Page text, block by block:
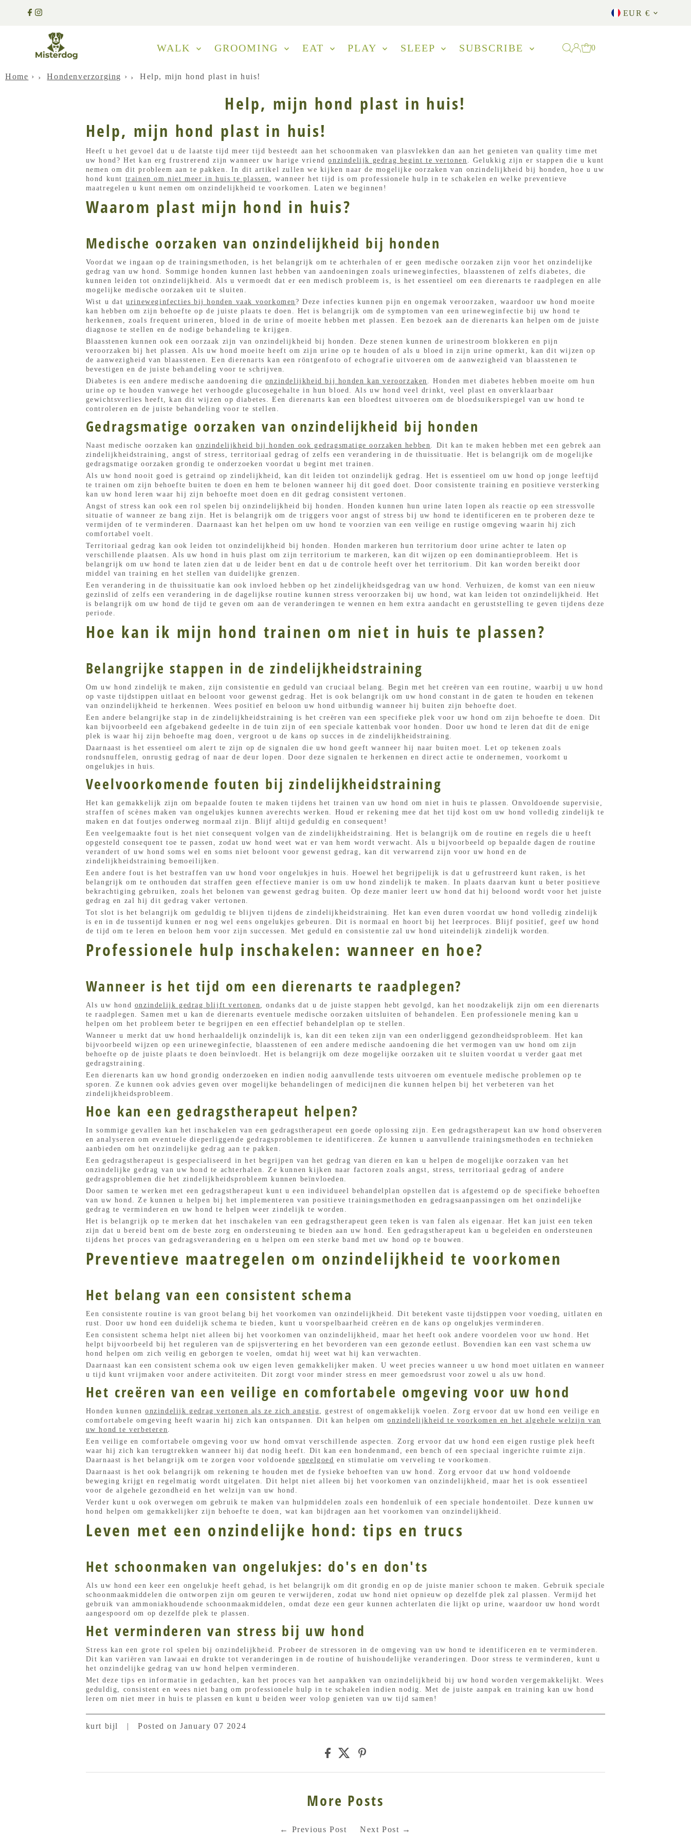
Currency
EUR €
WALK GROOMING EAT PLAY SLEEP SUBSCRIBE 0
Home › Hondenverzorging › Help, mijn hond plast in huis!
Help, mijn hond plast in huis!
Help, mijn hond plast in huis!
Heeft u het gevoel dat u de laatste tijd meer tijd besteedt aan het schoonmaken van plasvlekken dan aan het genieten van quality time met
uw hond? Het kan erg frustrerend zijn wanneer uw harige vriendonzindelijk gedrag begint te vertonen
. Gelukkig zijn er stappen die u kunt
nemen om dit probleem aan te pakken. In dit artikel zullen we kijken naar de mogelijke oorzaken van onzindelijkheid bij honden, hoe u uw
hond kunt trainen om niet meer in huis te plassen
, wanneer het tijd is om professionele hulp in te schakelen en welke preventieve
maatregelen u kunt nemen om onzindelijkheid te voorkomen. Laten we beginnen!
Waarom plast mijn hond in huis?
Medische oorzaken van onzindelijkheid bij honden
Voordat we ingaan op de trainingsmethoden, is het belangrijk om te achterhalen of er geen medische oorzaken zijn voor het onzindelijke
gedrag van uw hond. Sommige honden kunnen last hebben van aandoeningen zoals urineweginfecties, blaasstenen of zelfs diabetes, die
kunnen leiden tot onzindelijkheid. Als u vermoedt dat er een medisch probleem is, is het essentieel om een dierenarts te raadplegen en alle
mogelijke medische oorzaken uit te sluiten.
Wist u daturineweginfecties bij honden vaak voorkomen? Deze infecties kunnen pijn en ongemak veroorzaken, waardoor uw hond moeite
kan hebben om zijn behoefte op de juiste plaats te doen. Het is belangrijk om de symptomen van een urineweginfectie bij uw hond te
herkennen, zoals frequent urineren, bloed in de urine of moeite hebben met plassen. Een bezoek aan de dierenarts kan helpen om de juiste
diagnose te stellen en de nodige behandeling te krijgen.
Blaasstenen kunnen ook een oorzaak zijn van onzindelijkheid bij honden. Deze stenen kunnen de urinestroom blokkeren en pijn
veroorzaken bij het plassen. Als uw hond moeite heeft om zijn urine op te houden of als u bloed in zijn urine opmerkt, kan dit wijzen op
de aanwezigheid van blaasstenen. Een dierenarts kan een röntgenfoto of echografie uitvoeren om de aanwezigheid van blaasstenen te
bevestigen en de juiste behandeling voor te schrijven.
Diabetes is een andere medische aandoening die onzindelijkheid bij honden kan veroorzaken
. Honden met diabetes hebben moeite om hun
urine op te houden vanwege het verhoogde glucosegehalte in hun bloed. Als uw hond veel drinkt, veel plast en onverklaarbaar
gewichtsverlies heeft, kan dit wijzen op diabetes. Een dierenarts kan een bloedtest uitvoeren om de bloedsuikerspiegel van uw hond te
controleren en de juiste behandeling voor te stellen.
Gedragsmatige oorzaken van onzindelijkheid bij honden
Naast medische oorzaken kanonzindelijkheid bij honden ook gedragsmatige oorzaken hebben
. Dit kan te maken hebben met een gebrek aan
zindelijkheidstraining, angst of stress, territoriaal gedrag of zelfs een verandering in de thuissituatie. Het is belangrijk om de mogelijke
gedragsmatige oorzaken grondig te onderzoeken voordat u begint met trainen.
Als uw hond nooit goed is getraind op zindelijkheid, kan dit leiden tot onzindelijk gedrag. Het is essentieel om uw hond op jonge leeftijd
te trainen om zijn behoefte buiten te doen en hem te belonen wanneer hij dit goed doet. Door consistente training en positieve versterking
kan uw hond leren waar hij zijn behoefte moet doen en dit gedrag consistent vertonen.
Angst of stress kan ook een rol spelen bij onzindelijkheid bij honden. Honden kunnen hun urine laten lopen als reactie op een stressvolle
situatie of wanneer ze bang zijn. Het is belangrijk om de triggers voor angst of stress bij uw hond te identificeren en te proberen deze te
vermijden of te verminderen. Daarnaast kan het helpen om uw hond te voorzien van een veilige en rustige omgeving waarin hij zich
comfortabel voelt.
Territoriaal gedrag kan ook leiden tot onzindelijkheid bij honden. Honden markeren hun territorium door urine achter te laten op
verschillende plaatsen. Als uw hond in huis plast om zijn territorium te markeren, kan dit wijzen op een dominantieprobleem. Het is
belangrijk om uw hond te laten zien dat u de leider bent en dat u de controle heeft over het territorium. Dit kan worden bereikt door
middel van training en het stellen van duidelijke grenzen.
Een verandering in de thuissituatie kan ook invloed hebben op het zindelijkheidsgedrag van uw hond. Verhuizen, de komst van een nieuw
gezinslid of zelfs een verandering in de dagelijkse routine kunnen stress veroorzaken bij uw hond, wat kan leiden tot onzindelijkheid. Het
is belangrijk om uw hond de tijd te geven om aan de veranderingen te wennen en hem extra aandacht en geruststelling te geven tijdens deze
periode.
Hoe kan ik mijn hond trainen om niet in huis te plassen?
Belangrijke stappen in de zindelijkheidstraining
Om uw hond zindelijk te maken, zijn consistentie en geduld van cruciaal belang. Begin met het creëren van een routine, waarbij u uw hond
op vaste tijdstippen uitlaat en beloont voor gewenst gedrag. Het is ook belangrijk om uw hond constant in de gaten te houden en tekenen
van onzindelijkheid te herkennen. Wees positief en beloon uw hond uitbundig wanneer hij buiten zijn behoefte doet.
Een andere belangrijke stap in de zindelijkheidstraining is het creëren van een specifieke plek voor uw hond om zijn behoefte te doen. Dit
kan bijvoorbeeld een afgebakend gedeelte in de tuin zijn of een speciale kattenbak voor honden. Door uw hond te leren dat dit de enige
plek is waar hij zijn behoefte mag doen, vergroot u de kans op succes in de zindelijkheidstraining.
Daarnaast is het essentieel om alert te zijn op de signalen die uw hond geeft wanneer hij naar buiten moet. Let op tekenen zoals
rondsnuffelen, onrustig gedrag of naar de deur lopen. Door deze signalen te herkennen en direct actie te ondernemen, voorkomt u
ongelukjes in huis.
Veelvoorkomende fouten bij zindelijkheidstraining
Het kan gemakkelijk zijn om bepaalde fouten te maken tijdens het trainen van uw hond om niet in huis te plassen. Onvoldoende supervisie,
straffen of scènes maken van ongelukjes kunnen averechts werken. Houd er rekening mee dat het tijd kost om uw hond volledig zindelijk te
maken en dat foutjes onderweg normaal zijn. Blijf altijd geduldig en consequent!
Een veelgemaakte fout is het niet consequent volgen van de zindelijkheidstraining. Het is belangrijk om de routine en regels die u heeft
opgesteld consequent toe te passen, zodat uw hond weet wat er van hem wordt verwacht. Als u bijvoorbeeld op bepaalde dagen de routine
verandert of uw hond soms wel en soms niet beloont voor gewenst gedrag, kan dit verwarrend zijn voor uw hond en de
zindelijkheidstraining bemoeilijken.
Een andere fout is het bestraffen van uw hond voor ongelukjes in huis. Hoewel het begrijpelijk is dat u gefrustreerd kunt raken, is het
belangrijk om te onthouden dat straffen geen effectieve manier is om uw hond zindelijk te maken. In plaats daarvan kunt u beter positieve
bekrachtiging gebruiken, zoals het belonen van gewenst gedrag buiten. Op deze manier leert uw hond dat hij beloond wordt voor het juiste
gedrag en zal hij dit gedrag vaker vertonen.
Tot slot is het belangrijk om geduldig te blijven tijdens de zindelijkheidstraining. Het kan even duren voordat uw hond volledig zindelijk
is en in de tussentijd kunnen er nog wel eens ongelukjes gebeuren. Dit is normaal en hoort bij het leerproces. Blijf positief, geef uw hond
de tijd om te leren en beloon hem voor zijn successen. Met geduld en consistentie zal uw hond uiteindelijk zindelijk worden.
Professionele hulp inschakelen: wanneer en hoe?
Wanneer is het tijd om een dierenarts te raadplegen?
Als uw hond onzindelijk gedrag blijft vertonen
, ondanks dat u de juiste stappen hebt gevolgd, kan het noodzakelijk zijn om een dierenarts
te raadplegen. Samen met u kan de dierenarts eventuele medische oorzaken uitsluiten of behandelen. Een professionele mening kan u
helpen om het probleem beter te begrijpen en een effectief behandelplan op te stellen.
Wanneer u merkt dat uw hond herhaaldelijk onzindelijk is, kan dit een teken zijn van een onderliggend gezondheidsprobleem. Het kan
bijvoorbeeld wijzen op een urineweginfectie, blaasstenen of een andere medische aandoening die het vermogen van uw hond om zijn
behoefte op de juiste plaats te doen beïnvloedt. Het is belangrijk om deze mogelijke oorzaken uit te sluiten voordat u verder gaat met
gedragstraining.
Een dierenarts kan uw hond grondig onderzoeken en indien nodig aanvullende tests uitvoeren om eventuele medische problemen op te
sporen. Ze kunnen ook advies geven over mogelijke behandelingen of medicijnen die kunnen helpen bij het verbeteren van het
zindelijkheidsprobleem.
Hoe kan een gedragstherapeut helpen?
In sommige gevallen kan het inschakelen van een gedragstherapeut een goede oplossing zijn. Een gedragstherapeut kan uw hond observeren
en analyseren om eventuele dieperliggende gedragsproblemen te identificeren. Ze kunnen u aanvullende trainingsmethoden en technieken
aanbieden om het onzindelijke gedrag aan te pakken.
Een gedragstherapeut is gespecialiseerd in het begrijpen van het gedrag van dieren en kan u helpen de mogelijke oorzaken van het
onzindelijke gedrag van uw hond te achterhalen. Ze kunnen kijken naar factoren zoals angst, stress, territoriaal gedrag of andere
gedragsproblemen die het zindelijkheidsprobleem kunnen beïnvloeden.
Door samen te werken met een gedragstherapeut kunt u een individueel behandelplan opstellen dat is afgestemd op de specifieke behoeften
van uw hond. Ze kunnen u helpen bij het implementeren van positieve trainingsmethoden en gedragsaanpassingen om het onzindelijke
gedrag te verminderen en uw hond te helpen weer zindelijk te worden.
Het is belangrijk op te merken dat het inschakelen van een gedragstherapeut geen teken is van falen als eigenaar. Het kan juist een teken
zijn dat u bereid bent om de beste zorg en ondersteuning te bieden aan uw hond. Een gedragstherapeut kan u begeleiden en ondersteunen
tijdens het proces van gedragsverandering en u helpen om een sterke band met uw hond op te bouwen.
Preventieve maatregelen om onzindelijkheid te voorkomen
Het belang van een consistent schema
Een consistente routine is van groot belang bij het voorkomen van onzindelijkheid. Dit betekent vaste tijdstippen voor voeding, uitlaten en
rust. Door uw hond een duidelijk schema te bieden, kunt u voorspelbaarheid creëren en de kans op ongelukjes verminderen.
Een consistent schema helpt niet alleen bij het voorkomen van onzindelijkheid, maar het heeft ook andere voordelen voor uw hond. Het
helpt bijvoorbeeld bij het reguleren van de spijsvertering en het bevorderen van een gezonde eetlust. Bovendien kan een vast schema uw
hond helpen om zich veilig en geborgen te voelen, omdat hij weet wat hij kan verwachten.
Daarnaast kan een consistent schema ook uw eigen leven gemakkelijker maken. U weet precies wanneer u uw hond moet uitlaten en wanneer
u tijd kunt vrijmaken voor andere activiteiten. Dit zorgt voor minder stress en meer gemoedsrust voor zowel u als uw hond.
Het creëren van een veilige en comfortabele omgeving voor uw hond
Honden kunnenonzindelijk gedrag vertonen als ze zich angstig , gestrest of ongemakkelijk voelen. Zorg ervoor dat uw hond een veilige en
comfortabele omgeving heeft waarin hij zich kan ontspannen. Dit kan helpen omonzindelijkheid te voorkomen en het algehele welzijn van
uw hond te verbeteren
Een veilige en comfortabele omgeving voor uw hond omvat verschillende aspecten. Zorg ervoor dat uw hond een eigen rustige plek heeft
waar hij zich kan terugtrekken wanneer hij dat nodig heeft. Dit kan een hondenmand, een bench of een speciaal ingerichte ruimte zijn.
Daarnaast is het belangrijk om te zorgen voor voldoendespeelgoed en stimulatie om verveling te voorkomen.
Daarnaast is het ook belangrijk om rekening te houden met de fysieke behoeften van uw hond. Zorg ervoor dat uw hond voldoende
beweging krijgt en regelmatig wordt uitgelaten. Dit helpt niet alleen bij het voorkomen van onzindelijkheid, maar het is ook essentieel
voor de algehele gezondheid en het welzijn van uw hond.
Verder kunt u ook overwegen om gebruik te maken van hulpmiddelen zoals een hondenluik of een speciale hondentoilet. Deze kunnen uw
hond helpen om gemakkelijker zijn behoefte te doen, wat kan bijdragen aan het voorkomen van onzindelijkheid.
Leven met een onzindelijke hond: tips en trucs
Het schoonmaken van ongelukjes: do's en don'ts
Als uw hond een keer een ongelukje heeft gehad, is het belangrijk om dit grondig en op de juiste manier schoon te maken. Gebruik speciale
schoonmaakmiddelen die ontworpen zijn om geuren te verwijderen, zodat uw hond niet opnieuw op dezelfde plek zal plassen. Vermijd het
gebruik van ammoniakhoudende schoonmaakmiddelen, omdat deze een geur kunnen achterlaten die lijkt op urine, waardoor uw hond wordt
aangespoord om op dezelfde plek te plassen.
Het verminderen van stress bij uw hond
Stress kan een grote rol spelen bij onzindelijkheid. Probeer de stressoren in de omgeving van uw hond te identificeren en te verminderen.
Dit kan variëren van lawaai en drukte tot veranderingen in de routine of huishoudelijke veranderingen. Door stress te verminderen, kunt u
het onzindelijke gedrag van uw hond helpen verminderen.
Met deze tips en informatie in gedachten, kan het proces van het aanpakken van onzindelijkheid bij uw hond worden vergemakkelijkt. Wees
geduldig, consistent en wees niet bang om professionele hulp in te schakelen indien nodig. Met de juiste aanpak en training kan uw hond
leren om niet meer in huis te plassen en kunt u beiden weer volop genieten van uw tijd samen!
kurt bijl | Posted on January 07 2024
More Posts
← Previous Post Next Post →